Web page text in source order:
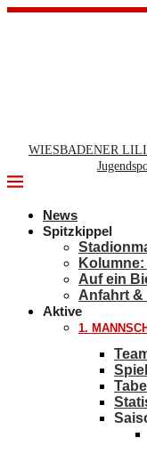
WIESBADENER
News
Spitzkippel
Auf ein
Anfahrt
Aktive
1.